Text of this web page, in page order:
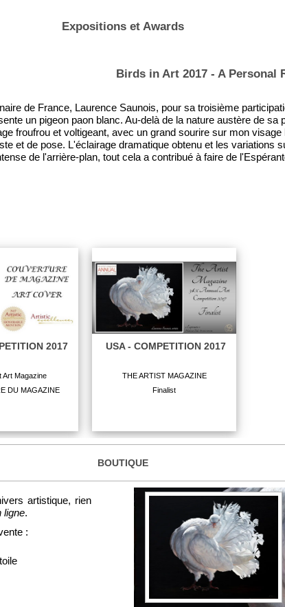
Expositions et Awards
Birds in Art 2017 - A Personal
de France, Laurence Saunois, pour sa troisième
un pigeon paon blanc. Au-delà de la nature austère de
froufrou et voltigeant, avec un grand sourire sur mon
et de pose. L'éclairage dramatique obtenu et les variations
de l'arrière-plan, tout cela a contribué à faire de
2017
Art Magazine
DU MAGAZINE
USA - COMPETITION 2017
THE ARTIST MAGAZINE
Finalist
BOUTIQUE
artistique, rien
ligne.
: